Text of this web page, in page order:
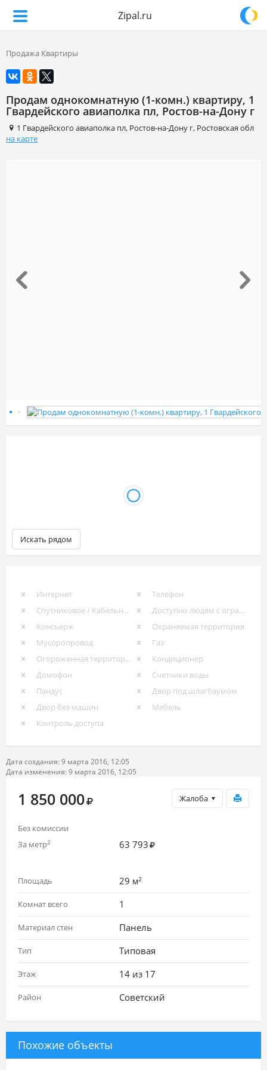
Zipal.ru
Продажа Квартиры
Продам однокомнатную (1-комн.) квартиру, 1
Гвардейского авиаполка пл, Ростов-на-Дону г
1 Гвардейского авиаполка пл, Ростов-на-Дону г, Ростовская обл
на карте
Искать рядом
Интернет
Телефон
Спутниковое / Кабельное ТВ
Доступно людям с ограниченными возможностями
Консьерж
Охраняемая территория
Мусоропровод
Газ
Огороженная территория
Кондиционер
Домофон
Счетчики воды
Пандус
Двор под шлагбаумом
Двор без машин
Мебель
Контроль доступа
Дата создания: 9 марта 2016, 12:05
Дата изменения: 9 марта 2016, 12:05
Жалоба
1 850 000
Без комиссии
За метр2 63 793
Площадь 29 м2
Комнат всего 1
Материал стен Панель
Тип Типовая
Этаж 14 из 17
Район Советский
Похожие объекты